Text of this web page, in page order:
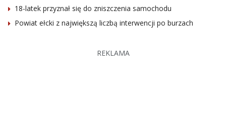
18-latek przyznał się do zniszczenia samochodu
Powiat ełcki z największą liczbą interwencji po burzach
REKLAMA